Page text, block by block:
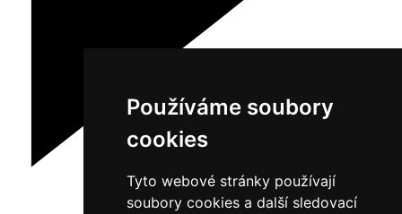
Používáme soubory
cookies
Tyto webové stránky používají
soubory cookies a další sledovací